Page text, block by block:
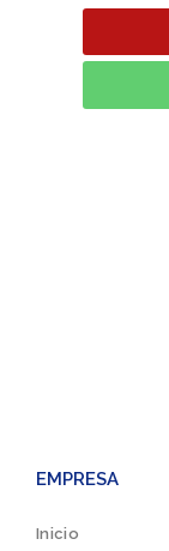
EMPRESA
Inicio